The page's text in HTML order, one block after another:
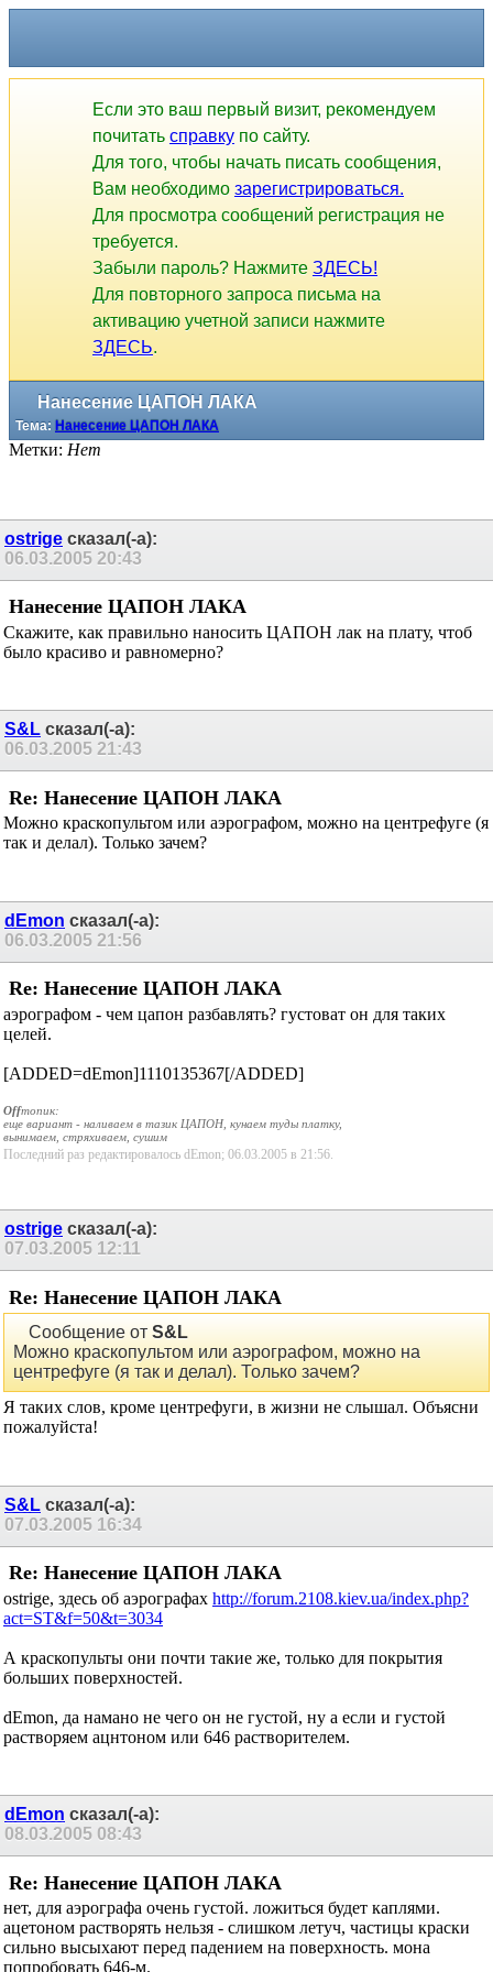
Если это ваш первый визит, рекомендуем
почитать справку по сайту.
Для того, чтобы начать писать сообщения,
Вам необходимо зарегистрироваться.
Для просмотра сообщений регистрация не
требуется.
Забыли пароль? Нажмите ЗДЕСЬ!
Для повторного запроса письма на
активацию учетной записи нажмите
ЗДЕСЬ.
Нанесение ЦАПОН ЛАКА
Тема: Нанесение ЦАПОН ЛАКА
Метки: Нет
ostrige сказал(-а):
06.03.2005 20:43
Нанесение ЦАПОН ЛАКА
Скажите, как правильно наносить ЦАПОН лак на плату, чтоб
было красиво и равномерно?
S&L сказал(-а):
06.03.2005 21:43
Re: Нанесение ЦАПОН ЛАКА
Можно краскопультом или аэрографом, можно на центрефуге (я
так и делал). Только зачем?
dEmon сказал(-а):
06.03.2005 21:56
Re: Нанесение ЦАПОН ЛАКА
аэрографом - чем цапон разбавлять? густоват он для таких
целей.
[ADDED=dEmon]1110135367[/ADDED]
Offтопик:
еще вариант - наливаем в тазик ЦАПОН, кунаем туды платку,
вынимаем, стряхиваем, сушим
Последний раз редактировалось dEmon; 06.03.2005 в 21:56.
ostrige сказал(-а):
07.03.2005 12:11
Re: Нанесение ЦАПОН ЛАКА
Сообщение от S&L
Можно краскопультом или аэрографом, можно на
центрефуге (я так и делал). Только зачем?
Я таких слов, кроме центрефуги, в жизни не слышал. Объясни
пожалуйста!
S&L сказал(-а):
07.03.2005 16:34
Re: Нанесение ЦАПОН ЛАКА
ostrige, здесь об аэрографах http://forum.2108.kiev.ua/index.php?
act=ST&f=50&t=3034
А краскопульты они почти такие же, только для покрытия
больших поверхностей.
dEmon, да намано не чего он не густой, ну а если и густой
растворяем ацнтоном или 646 растворителем.
dEmon сказал(-а):
08.03.2005 08:43
Re: Нанесение ЦАПОН ЛАКА
нет, для аэрографа очень густой. ложиться будет каплями.
ацетоном растворять нельзя - слишком летуч, частицы краски
сильно высыхают перед падением на поверхность. мона
попробовать 646-м.